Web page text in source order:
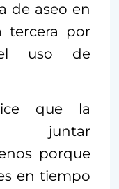
de aseo en
tercera por
el uso de
que la
juntar
porque
en tiempo